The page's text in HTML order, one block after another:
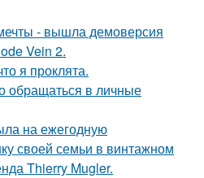
- вышла демоверсия
Vein 2.
я проклята.
обращаться в личные
на ежегодную
своей семьи в винтажном
Thierry Mugler.